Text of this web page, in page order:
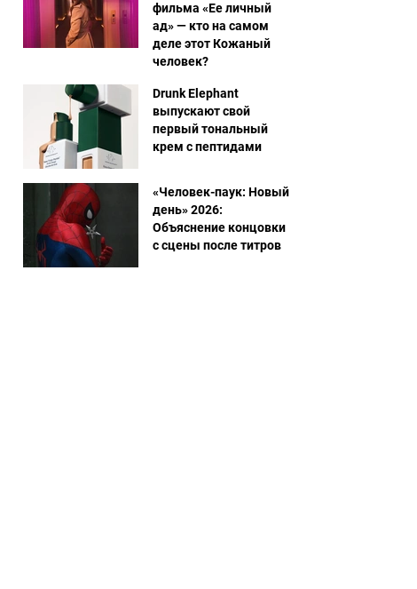
фильма «Ее личный
ад» — кто на самом
деле этот Кожаный
человек?
Drunk Elephant
выпускают свой
первый тональный
крем с пептидами
«Человек-паук: Новый
день» 2026:
Объяснение концовки
с сцены после титров